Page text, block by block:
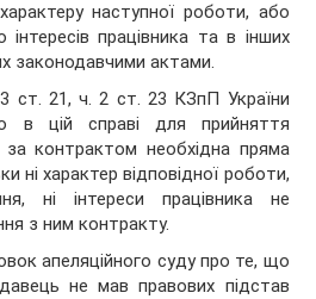
наступної роботи, або
працівника та в інших
законодавчими актами.
ст. 21, ч. 2 ст. 23 КЗпП України
в цій справі для прийняття
контрактом необхідна пряма
ні характер відповідної роботи,
ні інтереси працівника не
з ним контракту.
апеляційного суду про те, що
не мав правових підстав